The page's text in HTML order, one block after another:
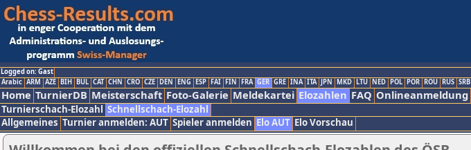
Logged on: Gast
Arabic ARM AZE BIH BUL CAT CHN CRO CZE DEN ENG ESP FAI FIN FRA GER GRE INA ITA JPN MKD LTU NED POL POR ROU RUS SRB
Home TurnierDB Meisterschaft Foto-Galerie Meldekartei Elozahlen FAQ Onlineanmeldung
Turnierschach-Elozahl Schnellschach-Elozahl
Allgemeines Turnier anmelden: AUT Spieler anmelden Elo AUT Elo Vorschau